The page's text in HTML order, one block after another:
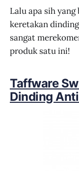
Lalu apa sih
keretakan
sangat
produk satu ini!
Taffware
Dinding